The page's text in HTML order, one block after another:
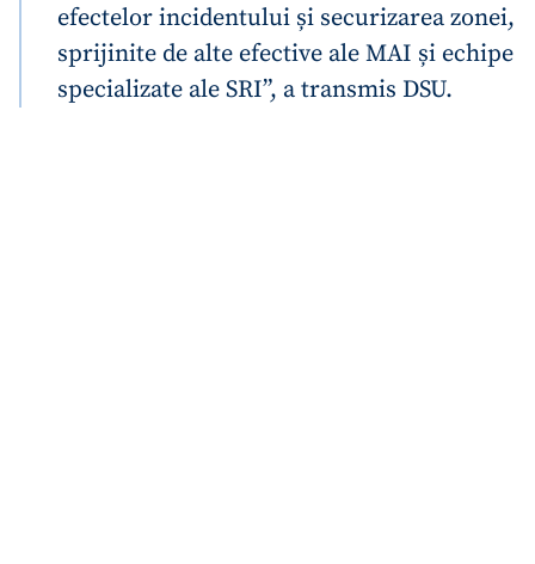
efectelor incidentului și securizarea zonei,
sprijinite de alte efective ale MAI și echipe
specializate ale SRI”, a transmis DSU.